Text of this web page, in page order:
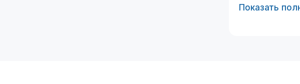
Показать